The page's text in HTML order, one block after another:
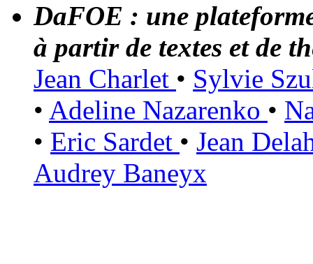
DaFOE : une
à partir de textes et de
Jean Charlet • Sylvie
• Adeline Nazarenko •
• Eric Sardet • Jean
Audrey Baneyx